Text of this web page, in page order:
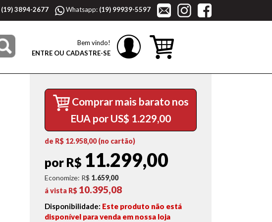
(19) 3894-2677 Whatsapp: (19) 99939-5597
Bem vindo!
ENTRE OU CADASTRE-SE
Comprar mais barato nos
EUA por US$ 1.229,00
de R$ 12.958,00(no cartão)
por R$ 11.299,00
Economize: R$ 1.659,00
á vista R$ 10.395,08
Disponibilidade: Este produto não está
disponível para venda em nossa loja